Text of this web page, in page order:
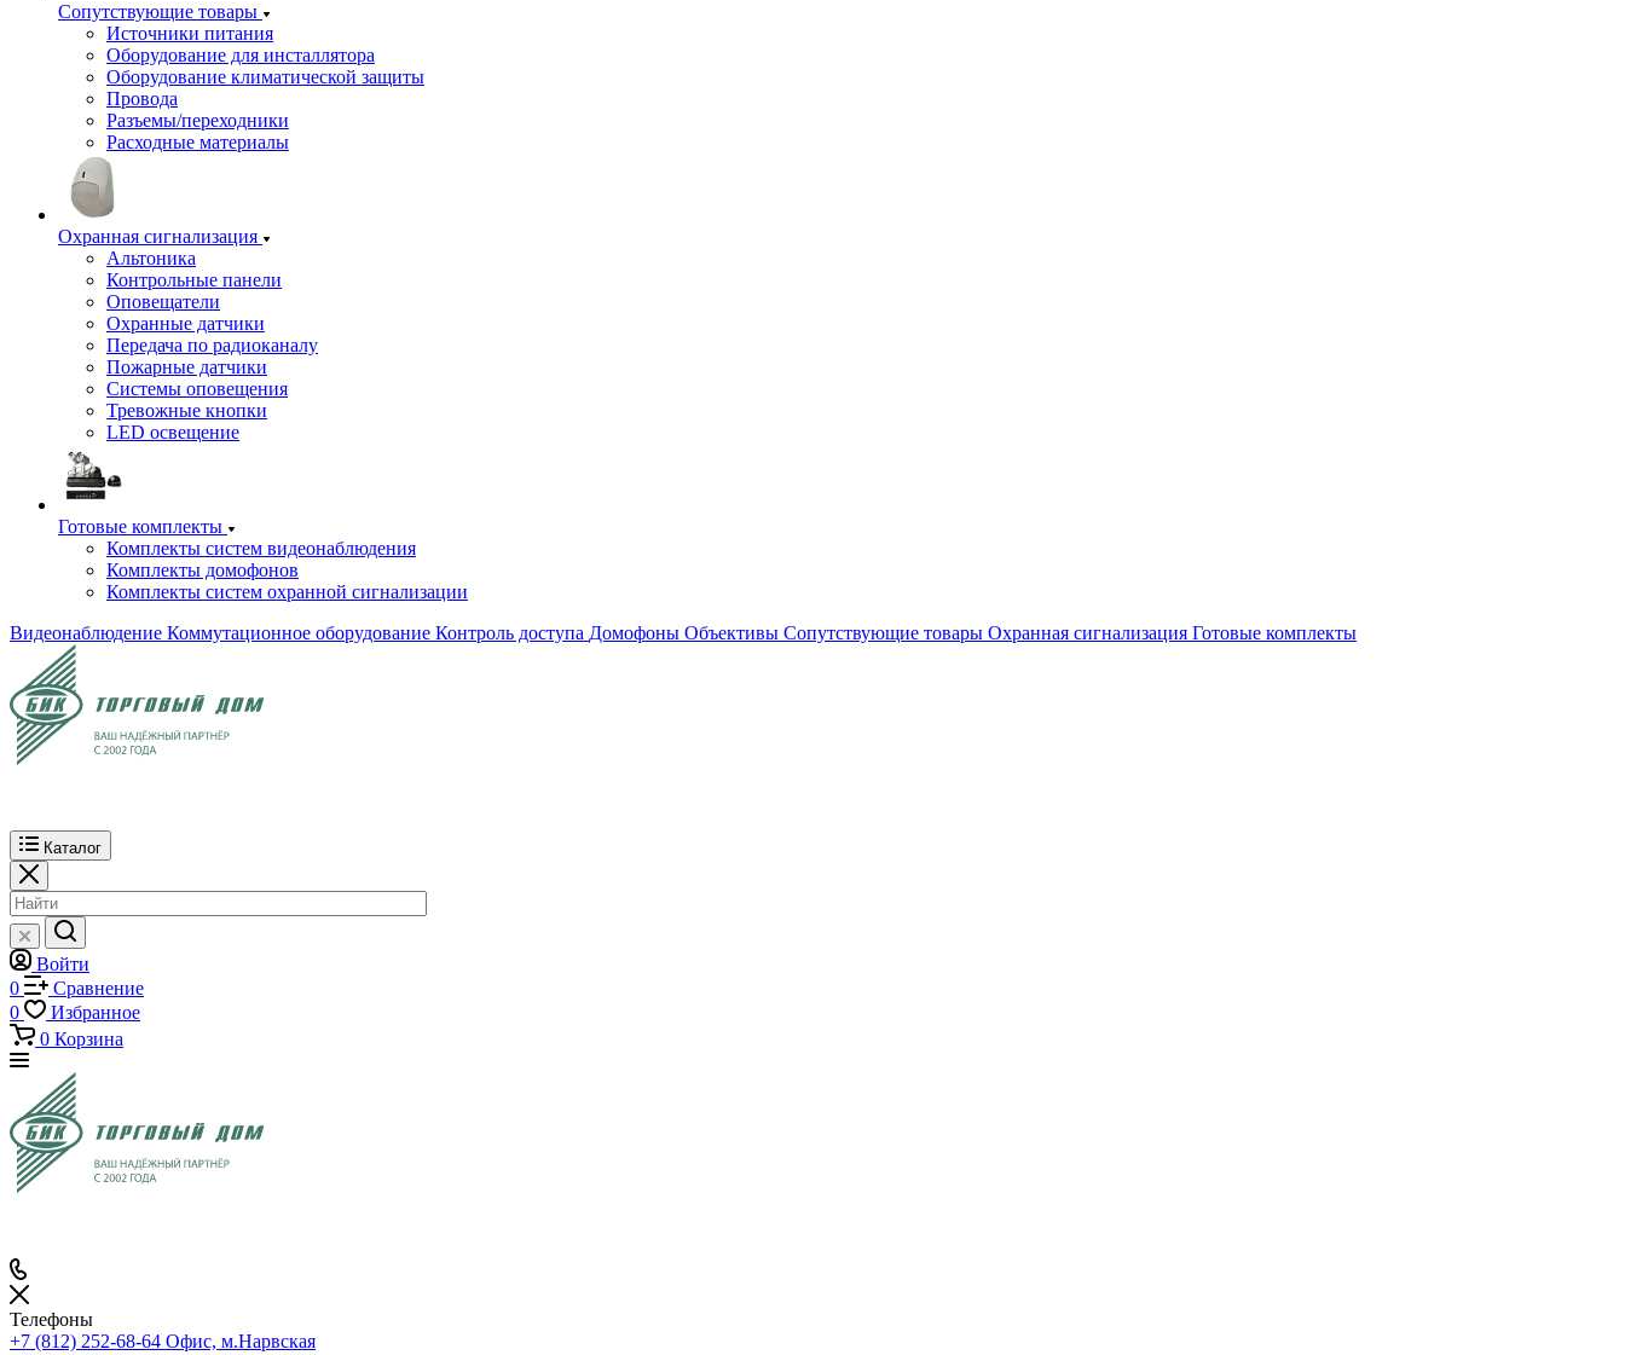
Сопутствующие товары
Источники питания
Оборудование для инсталлятора
Оборудование климатической защиты
Провода
Разъемы/переходники
Расходные материалы
Охранная сигнализация
Альтоника
Контрольные панели
Оповещатели
Охранные датчики
Передача по радиоканалу
Пожарные датчики
Системы оповещения
Тревожные кнопки
LED освещение
Готовые комплекты
Комплекты систем видеонаблюдения
Комплекты домофонов
Комплекты систем охранной сигнализации
Видеонаблюдение Коммутационное оборудование Контроль доступа Домофоны Объективы Сопутствующие товары Охранная сигнализация Готовые комплекты
Каталог
Войти
0
Сравнение
0
Избранное
0 Корзина
Телефоны
+7 (812) 252-68-64 Офис, м.Нарвская